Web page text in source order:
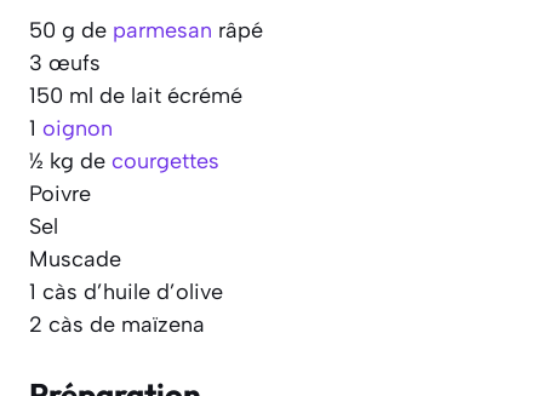
50 g de parmesan râpé
3 œufs
150 ml de lait écrémé
1 oignon
½ kg de courgettes
Poivre
Sel
Muscade
1 càs d’huile d’olive
2 càs de maïzena